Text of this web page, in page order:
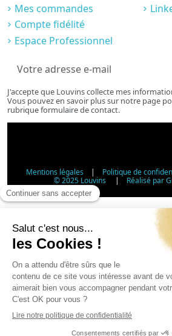
Mes commandes
Compte fidélité
Espace Professionnel
J'accepte que Louvins collecte mes
Vous pouvez en savoir plus sur notre page
rubrique formulaire de contact.
Mentions légales | Politique de
© 2025 Louvins | Réalisé par
Vérification d'âge - Vente
Conformément à l'article L3342-1 du
publique, la vente d'alcool est
moins de 18 ans. Veuillez confirmer
Article L3342-1 du Code de la santé
d'alcool aux mineurs de moins de 18
Jour